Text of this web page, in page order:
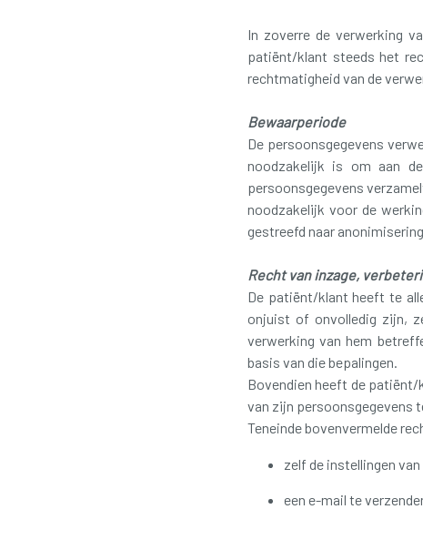
In zoverre de verwerking
patiënt/klant steeds het
rechtmatigheid van de
Bewaarperiode
De persoonsgegevens
noodzakelijk is om aan
persoonsgegevens
noodzakelijk voor de
gestreefd naar anonimisering
Recht van inzage,
De patiënt/klant heeft te
onjuist of onvolledig zijn,
verwerking van hem
basis van die bepalingen.
Bovendien heeft de patiënt/
van zijn persoonsgegevens
Teneinde bovenvermelde
zelf de instellingen
een e-mail te